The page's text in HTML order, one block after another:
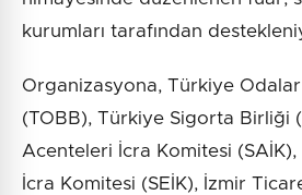
kurumları tarafından
Organizasyona, Türkiye
(TOBB), Türkiye Sigorta Birliği
Acenteleri İcra Komitesi
İcra Komitesi (SEİK), İzmir